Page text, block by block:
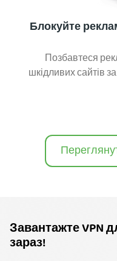
Блокуйте
Позбавтеся
шкідливих сайтів
Завантажте VPN
зараз!